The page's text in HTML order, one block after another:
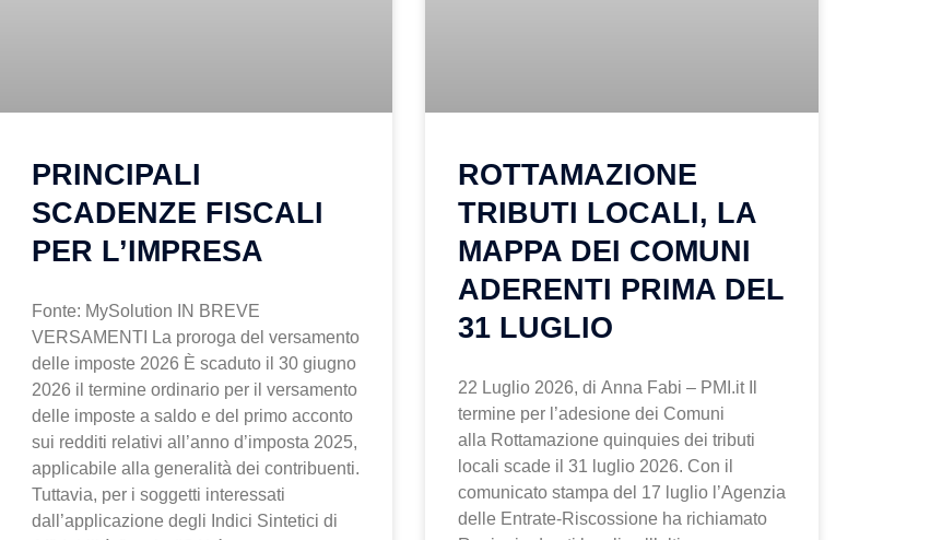
PRINCIPALI
SCADENZE FISCALI
PER L’IMPRESA
Fonte: MySolution IN BREVE
VERSAMENTI La proroga del versamento
delle imposte 2026 È scaduto il 30 giugno
2026 il termine ordinario per il versamento
delle imposte a saldo e del primo acconto
sui redditi relativi all’anno d’imposta 2025,
applicabile alla generalità dei contribuenti.
Tuttavia, per i soggetti interessati
dall’applicazione degli Indici Sintetici di
ROTTAMAZIONE
TRIBUTI LOCALI, LA
MAPPA DEI COMUNI
ADERENTI PRIMA DEL
31 LUGLIO
22 Luglio 2026, di Anna Fabi – PMI.it Il
termine per l’adesione dei Comuni
alla Rottamazione quinquies dei tributi
locali scade il 31 luglio 2026. Con il
comunicato stampa del 17 luglio l’Agenzia
delle Entrate-Riscossione ha richiamato